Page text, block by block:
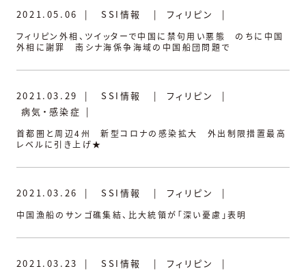
2021.05.06 | SSI情報 | フィリピン |
フィリピン外相、ツイッターで中国に禁句用い悪態 のちに中国
外相に謝罪 南シナ海係争海域の中国船団問題で
2021.03.29 | SSI情報 | フィリピン
|
病気・感染症 |
首都圏と周辺4州 新型コロナの感染拡大 外出制限措置最高
レベルに引き上げ★
2021.03.26 | SSI情報 | フィリピン |
中国漁船のサンゴ礁集結、比大統領が「深い憂慮」表明
2021.03.23 | SSI情報 | フィリピン
|